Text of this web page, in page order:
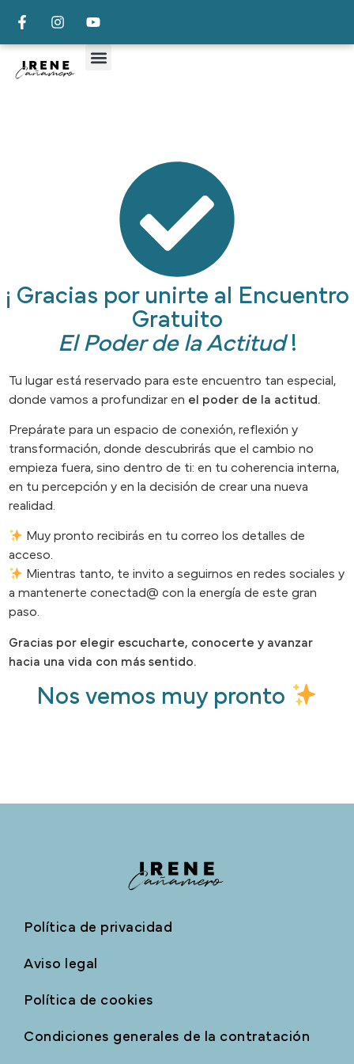
¡ Gracias por unirte al Encuentro
Gratuito
El Poder de la Actitud !
Tu lugar está reservado para este encuentro tan especial,
donde vamos a profundizar en el poder de la actitud.
Prepárate para un espacio de conexión, reflexión y
transformación, donde descubrirás que el cambio no
empieza fuera, sino dentro de ti: en tu coherencia interna,
en tu percepción y en la decisión de crear una nueva
realidad.
Muy pronto recibirás en tu correo los detalles de
acceso.
Mientras tanto, te invito a seguirnos en redes sociales y
a mantenerte conectad@ con la energía de este gran
paso.
Gracias por elegir escucharte, conocerte y avanzar
hacia una vida con más sentido.
Nos vemos muy pronto
Política de privacidad
Aviso legal
Política de cookies
Condiciones generales de la contratación